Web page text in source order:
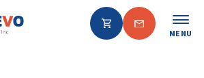
MENU